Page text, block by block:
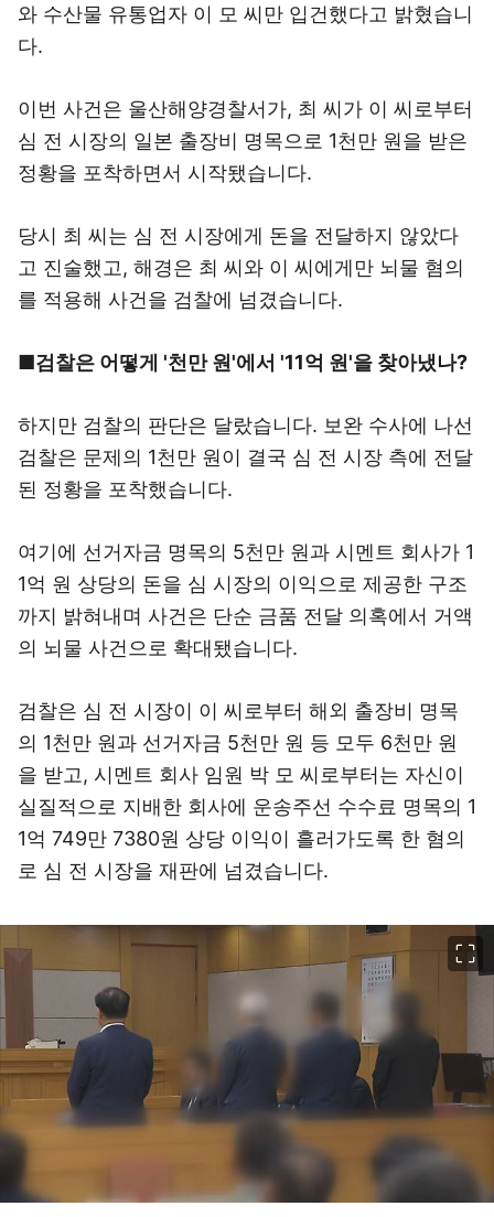
와 수산물 유통업자 이 모 씨만 입건했다고 밝혔습니
다.
이번 사건은 울산해양경찰서가, 최 씨가 이 씨로부터
심 전 시장의 일본 출장비 명목으로 1천만 원을 받은
정황을 포착하면서 시작됐습니다.
당시 최 씨는 심 전 시장에게 돈을 전달하지 않았다
고 진술했고, 해경은 최 씨와 이 씨에게만 뇌물 혐의
를 적용해 사건을 검찰에 넘겼습니다.
■검찰은 어떻게 '천만 원'에서 '11억 원'을 찾아냈나?
하지만 검찰의 판단은 달랐습니다. 보완 수사에 나선
검찰은 문제의 1천만 원이 결국 심 전 시장 측에 전달
된 정황을 포착했습니다.
여기에 선거자금 명목의 5천만 원과 시멘트 회사가 1
1억 원 상당의 돈을 심 시장의 이익으로 제공한 구조
까지 밝혀내며 사건은 단순 금품 전달 의혹에서 거액
의 뇌물 사건으로 확대됐습니다.
검찰은 심 전 시장이 이 씨로부터 해외 출장비 명목
의 1천만 원과 선거자금 5천만 원 등 모두 6천만 원
을 받고, 시멘트 회사 임원 박 모 씨로부터는 자신이
실질적으로 지배한 회사에 운송주선 수수료 명목의 1
1억 749만 7380원 상당 이익이 흘러가도록 한 혐의
로 심 전 시장을 재판에 넘겼습니다.